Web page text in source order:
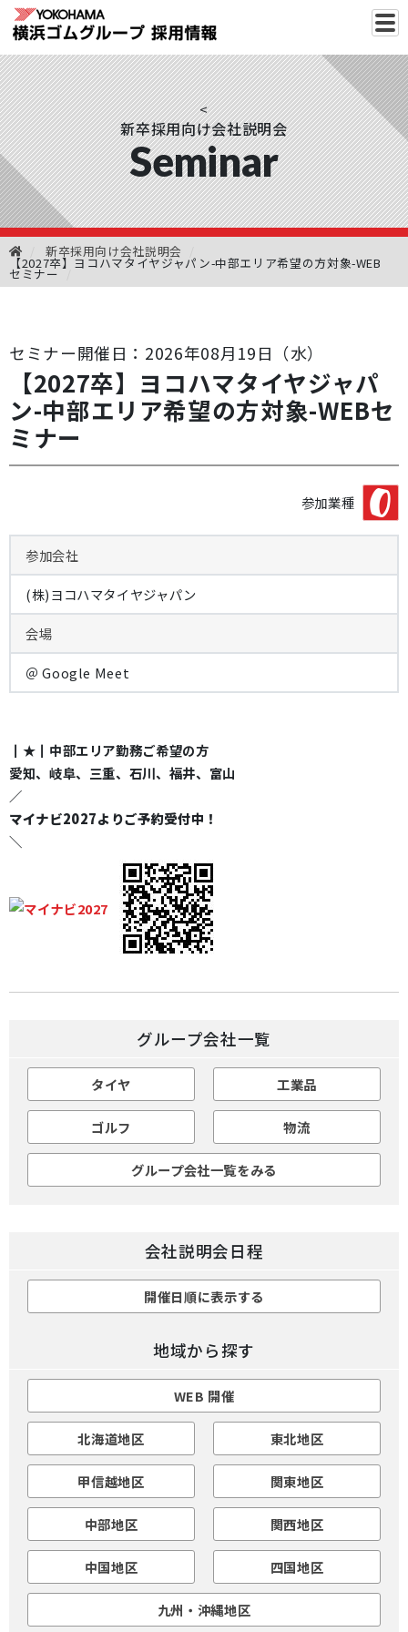
<
新卒採用向け会社説明会
Seminar
新卒採用向け会社説明会
【2027卒】ヨコハマタイヤジャパン-中部エリア希望の方対象-WEB
セミナー
セミナー開催日：2026年08月19日（水）
【2027卒】ヨコハマタイヤジャパ
ン-中部エリア希望の方対象-WEBセ
ミナー
参加業種
参加会社
(株)ヨコハマタイヤジャパン
会場
＠ Google Meet
┃★┃中部エリア勤務ご希望の方
愛知、岐阜、三重、石川、福井、富山
／
マイナビ2027よりご予約受付中！
＼
グループ会社一覧
タイヤ 工業品
ゴルフ 物流
グループ会社一覧をみる
会社説明会日程
開催日順に表示する
地域から探す
WEB 開催
北海道地区 東北地区
甲信越地区 関東地区
中部地区 関西地区
中国地区 四国地区
九州・沖縄地区